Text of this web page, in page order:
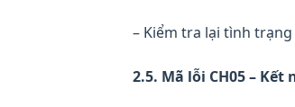
– Kiểm tra lại tình
2.5. Mã lỗi CH05 –